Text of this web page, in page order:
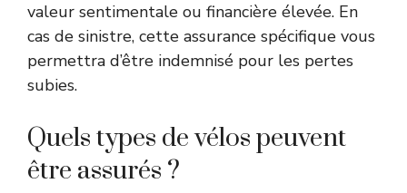
valeur sentimentale ou financière élevée. En
cas de sinistre, cette assurance spécifique vous
permettra d’être indemnisé pour les pertes
subies.
Quels types de vélos peuvent
être assurés ?